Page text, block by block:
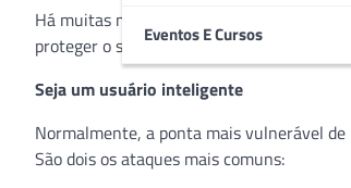
Eventos E Cursos
Há muitas maneiras pelas quais os
proteger o sistema antes que seja
Seja um usuário inteligente
Normalmente, a ponta mais vulnerável
São dois os ataques mais comuns: